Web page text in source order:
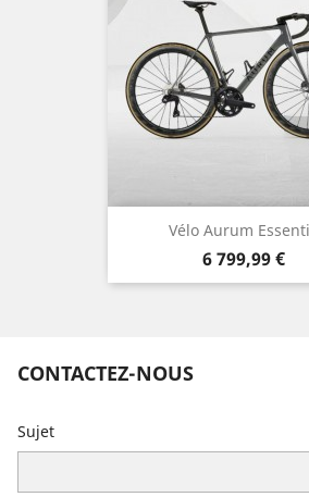
Vélo Aurum
Prix
6 799,99 €
CONTACTEZ-NOUS
Sujet